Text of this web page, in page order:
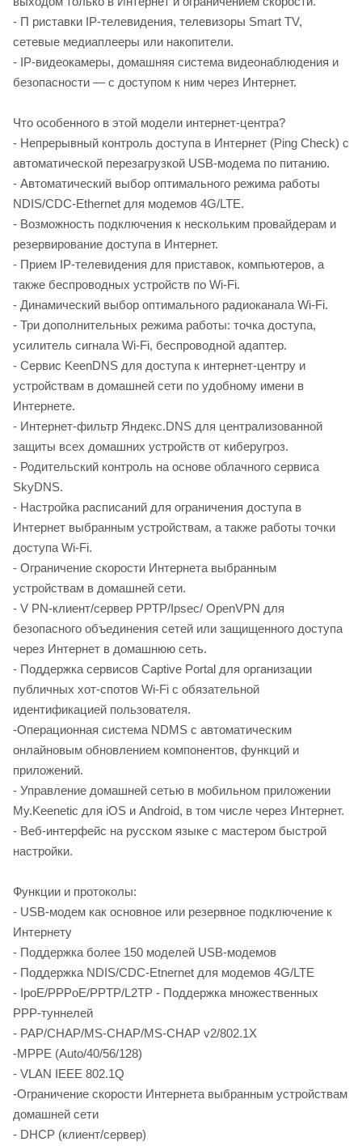
- П риставки IP-телевидения, телевизоры Smart TV,
сетевые медиаплееры или накопители.
- IP-видеокамеры, домашняя система видеонаблюдения и
безопасности — с доступом к ним через Интернет.
Что особенного в этой модели интернет-центра?
- Непрерывный контроль доступа в Интернет (Ping Check) с
автоматической перезагрузкой USB-модема по питанию.
- Автоматический выбор оптимального режима работы
NDIS/CDC‑Ethernet для модемов 4G/LTE.
- Возможность подключения к нескольким провайдерам и
резервирование доступа в Интернет.
- Прием IP-телевидения для приставок, компьютеров, а
также беспроводных устройств по Wi-Fi.
- Динамический выбор оптимального радиоканала Wi-Fi.
- Три дополнительных режима работы: точка доступа,
усилитель сигнала Wi-Fi, беспроводной адаптер.
- Сервис KeenDNS для доступа к интернет-центру и
устройствам в домашней сети по удобному имени в
Интернете.
- Интернет-фильтр Яндекс.DNS для централизованной
защиты всех домашних устройств от киберугроз.
- Родительский контроль на основе облачного сервиса
SkyDNS.
- Настройка расписаний для ограничения доступа в
Интернет выбранным устройствам, а также работы точки
доступа Wi-Fi.
- Ограничение скорости Интернета выбранным
устройствам в домашней сети.
- V PN-клиент/сервер PPTP/Ipsec/ OpenVPN для
безопасного объединения сетей или защищенного доступа
через Интернет в домашнюю сеть.
- Поддержка сервисов Captive Portal для организации
публичных хот-спотов Wi-Fi с обязательной
идентификацией пользователя.
-Операционная система NDMS с автоматическим
онлайновым обновлением компонентов, функций и
приложений.
- Управление домашней сетью в мобильном приложении
My.Keenetic для iOS и Android, в том числе через Интернет.
- Веб-интерфейс на русском языке с мастером быстрой
настройки.
Функции и протоколы:
- USB-модем как основное или резервное подключение к
Интернету
- Поддержка более 150 моделей USB-модемов
- Поддержка NDIS/CDC-Etnernet для модемов 4G/LTE
- IpoE/PPPoE/PPTP/L2TP - Поддержка множественных
PPP-туннелей
- PAP/CHAP/MS-CHAP/MS-CHAP v2/802.1X
-MPPE (Auto/40/56/128)
- VLAN IEEE 802.1Q
-Ограничение скорости Интернета выбранным устройствам
домашней сети
- DHCP (клиент/сервер)